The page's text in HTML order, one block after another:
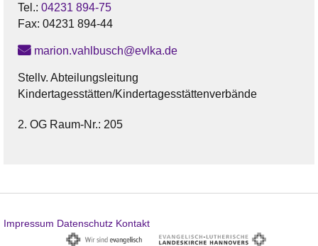
Tel.: 04231 894-75
Fax: 04231 894-44
marion.vahlbusch@evlka.de
Stellv. Abteilungsleitung
Kindertagesstätten/Kindertagesstättenverbände
2. OG Raum-Nr.: 205
Impressum Datenschutz Kontakt